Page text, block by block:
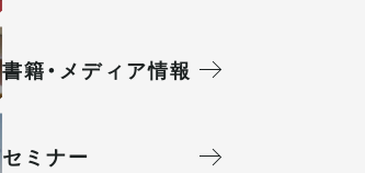
書籍・メディア情報
セミナー